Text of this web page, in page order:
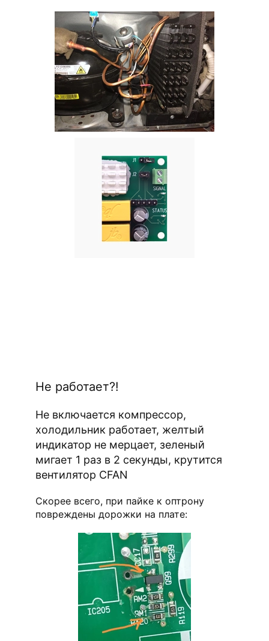
Не работает?!
Не включается компрессор,
холодильник работает, желтый
индикатор не мерцает, зеленый
мигает 1 раз в 2 секунды, крутится
вентилятор CFAN
Скорее всего, при пайке к оптрону
повреждены дорожки на плате: